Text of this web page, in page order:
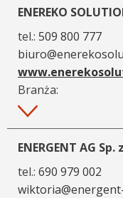
ENEREKO
tel.: 509 800 777
Branża:
Więcej
ENERGENT AG Sp.
tel.: 690 979 002